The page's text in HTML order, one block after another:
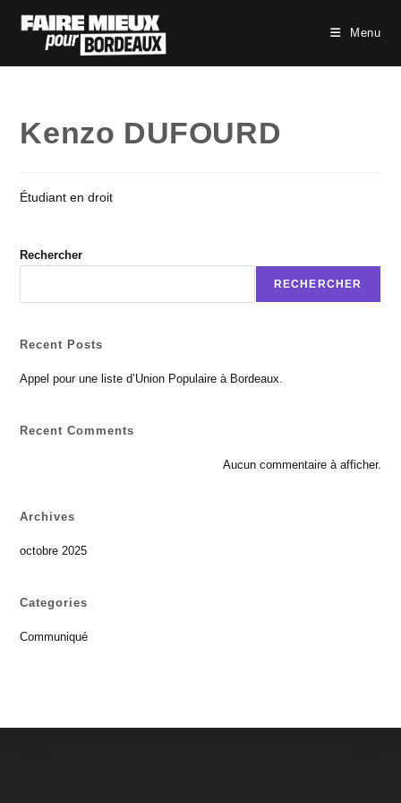
Menu
Kenzo DUFOURD
Étudiant en droit
Rechercher
RECHERCHER
Recent Posts
Appel pour une liste d’Union Populaire à Bordeaux.
Recent Comments
Aucun commentaire à afficher.
Archives
octobre 2025
Categories
Communiqué